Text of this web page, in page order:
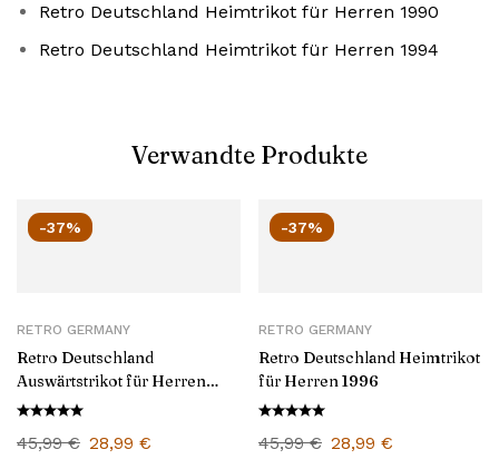
Retro Deutschland Heimtrikot für Herren 1990
Retro Deutschland Heimtrikot für Herren 1994
Verwandte Produkte
-37%
RETRO GERMANY
Retro Deutschland
Auswärtstrikot für Herren
1996
45,99€ 28,99 €
-37%
RETRO GERMANY
Retro Deutschland Heimtrikot
für Herren 1996
45,99€ 28,99 €